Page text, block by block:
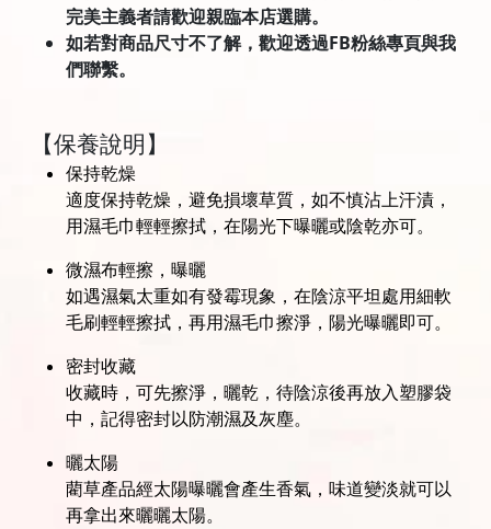
完美主義者請歡迎親臨本店選購。
如若對商品尺寸不了解，歡迎透過FB粉絲專頁與我
們聯繫。
【保養說明】
保持乾燥
適度保持乾燥，避免損壞草質，如不慎沾上汗漬，
用濕毛巾輕輕擦拭，在陽光下曝曬或陰乾亦可。
微濕布輕擦，曝曬
如遇濕氣太重如有發霉現象，在陰涼平坦處用細軟
毛刷輕輕擦拭，再用濕毛巾擦淨，陽光曝曬即可。
密封收藏
收藏時，可先擦淨，曬乾，待陰涼後再放入塑膠袋
中，記得密封以防潮濕及灰塵。
曬太陽
藺草產品經太陽曝曬會產生香氣，味道變淡就可以
再拿出來曬曬太陽。